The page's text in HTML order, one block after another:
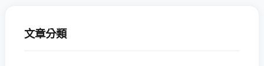
文章分類